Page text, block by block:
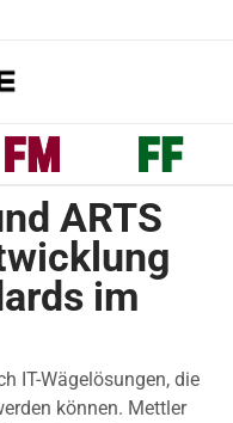
ARTS
im
IT-Wägelösungen, die
können. Mettler